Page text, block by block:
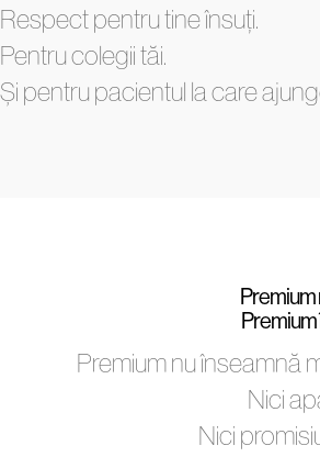
Respect pentru tine însuți.
Pentru colegii tăi.
Și pentru pacientul la care
Premium nu înseamnă
Nici
Nici